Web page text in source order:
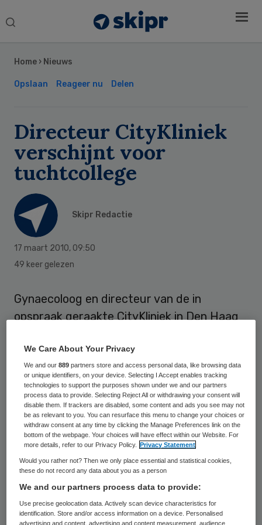
Search
Home › Nieuws
Opslaan Reageer nu Delen
Directeur CityKliniek
verschijnt voor
tuchtcollege
Skipr Redactie
17 maart 2010, 09:50
49 keer gelezen
Gynaecoloog en directeur van de in
opspraak geraakte CityKliniek in Den Haag
medisch tuchtcollege in Den Haag
verschijnen. Volgens zijn advocaat voert de
Inspectie voor de Gezondheidszorg ‘een
regelrechte hetze’ tegen G. Dat meldt
Omroep West.
Klachten
G. moest voor het tuchtcollege verschijnen
vanwegeruim tachtig klachtenover de
Sidebar
We Care About Your Privacy
We and our889 partners store and access personal data, like browsing data
or unique identifiers, on your device. Selecting I Accept enables tracking
technologies to support the purposes shown under we and our partners
process data to provide. Selecting Reject All or withdrawing your consent will
disable them. If trackers are disabled, some content and ads you see may not
be as relevant to you. You can resurface this menu to change your choices or
withdraw consent at any time by clicking the Manage Preferences link on the
bottom of the webpage. Your choices will have effect within our Website. For
more details, refer to our Privacy Policy.
Privacy Statement
Would you rather not? Then we only place essential and statistical cookies,
these do not record any data about you as a person
We and our partners process data to provide:
Use precise geolocation data. Actively scan device characteristics for
identification. Store and/or access information on a device. Personalised
advertising and content, advertising and content measurement, audience